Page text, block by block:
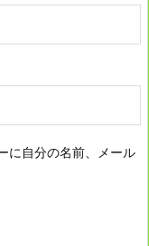
に自分の名前、メール